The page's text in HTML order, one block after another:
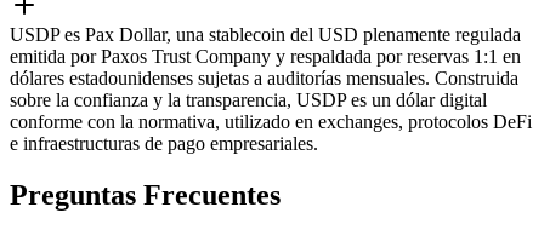
USDP es Pax Dollar, una stablecoin del USD plenamente regulada
emitida por Paxos Trust Company y respaldada por reservas 1:1 en
dólares estadounidenses sujetas a auditorías mensuales. Construida
sobre la confianza y la transparencia, USDP es un dólar digital
conforme con la normativa, utilizado en exchanges, protocolos DeFi
e infraestructuras de pago empresariales.
Preguntas Frecuentes